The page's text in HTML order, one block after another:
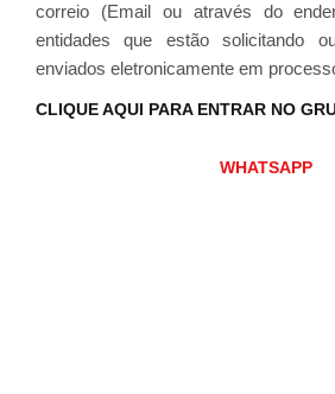
correio (Email ou através do
entidades que estão solicitando
enviados eletronicamente em
CLIQUE AQUI PARA ENTRAR NO
WHATSAPP